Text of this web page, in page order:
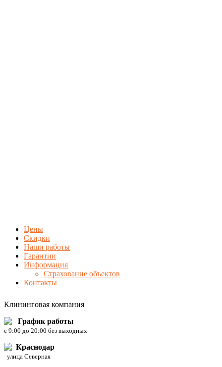
Цены
Скидки
Наши работы
Гарантии
Информация
Страхование объектов
Контакты
Клининговая компания
График работы
c 9:00 до 20:00 без выходных
Краснодар
улица Северная